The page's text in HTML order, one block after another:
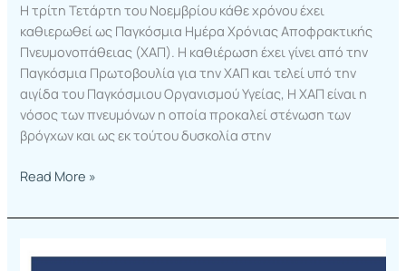
Η τρίτη Τετάρτη του Νοεμβρίου κάθε χρόνου έχει
καθιερωθεί ως Παγκόσμια Ημέρα Χρόνιας Αποφρακτικής
Πνευμονοπάθειας (ΧΑΠ). Η καθιέρωση έχει γίνει από την
Παγκόσμια Πρωτοβουλία για την ΧΑΠ και τελεί υπό την
αιγίδα του Παγκόσμιου Οργανισμού Υγείας, Η ΧΑΠ είναι η
νόσος των πνευμόνων η οποία προκαλεί στένωση των
βρόγχων και ως εκ τούτου δυσκολία στην
Read More »